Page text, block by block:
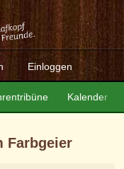
Einloggen
Kalender
Farbgeier